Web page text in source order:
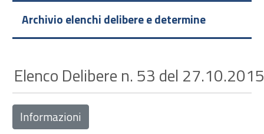
Archivio elenchi delibere e determine
Elenco Delibere n. 53 del
Informazioni